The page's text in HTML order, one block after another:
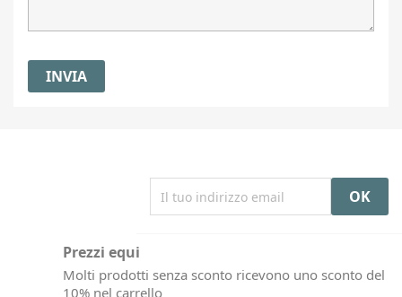
Prezzi equi
Molti prodotti senza sconto ricevono uno sconto del
10% nel carrello